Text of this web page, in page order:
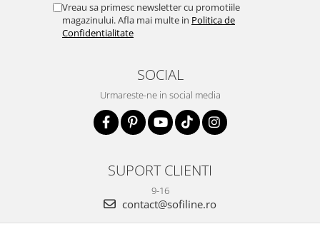
Vreau sa primesc newsletter cu promotiile
magazinului. Afla mai multe in Politica de
Confidentialitate
SOCIAL
Urmareste-ne in social media
SUPORT CLIENTI
9-16
contact@sofiline.ro